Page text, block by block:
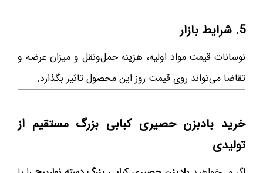
5. شرایط بازار
نوسانات قیمت مواد اولیه، هزینه حمل‌ونقل و میزان عرضه و
تقاضا می‌تواند روی قیمت روز این محصول تاثیر بگذارد.
خرید بادبزن حصیری کبابی بزرگ مستقیم از
تولیدی